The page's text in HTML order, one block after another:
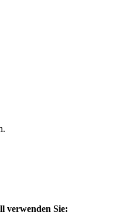
verwenden Sie: